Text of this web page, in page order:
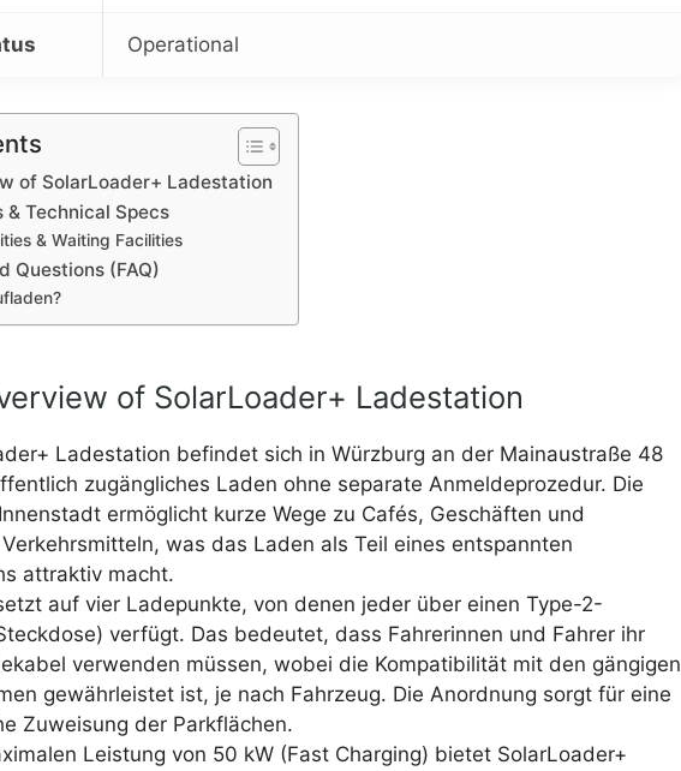
Operational
of SolarLoader+ Ladestation
& Technical Specs
& Waiting Facilities
Questions (FAQ)
of SolarLoader+ Ladestation
Ladestation befindet sich in Würzburg an der Mainaustraße 48
zugängliches Laden ohne separate Anmeldeprozedur. Die
ermöglicht kurze Wege zu Cafés, Geschäften und
was das Laden als Teil eines entspannten
attraktiv macht.
auf vier Ladepunkte, von denen jeder über einen Type-2-
verfügt. Das bedeutet, dass Fahrerinnen und Fahrer ihr
verwenden müssen, wobei die Kompatibilität mit den gängigen
gewährleistet ist, je nach Fahrzeug. Die Anordnung sorgt für eine
Zuweisung der Parkflächen.
Leistung von 50 kW (Fast Charging) bietet SolarLoader+